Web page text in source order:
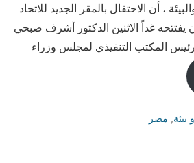
، أن الاحتفال بالمقر الجديد للاتحاد
يفتتحه غداً الاثنين الدكتور أشرف صبحي
المكتب التنفيذي لمجلس وزراء
, مصر